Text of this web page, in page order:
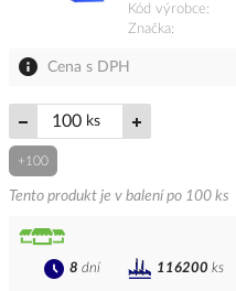
Kód výrobce
Značka
Cena s DPH
ks
+100
Tento produkt je v balení po 100 ks
8 dní 116200 ks